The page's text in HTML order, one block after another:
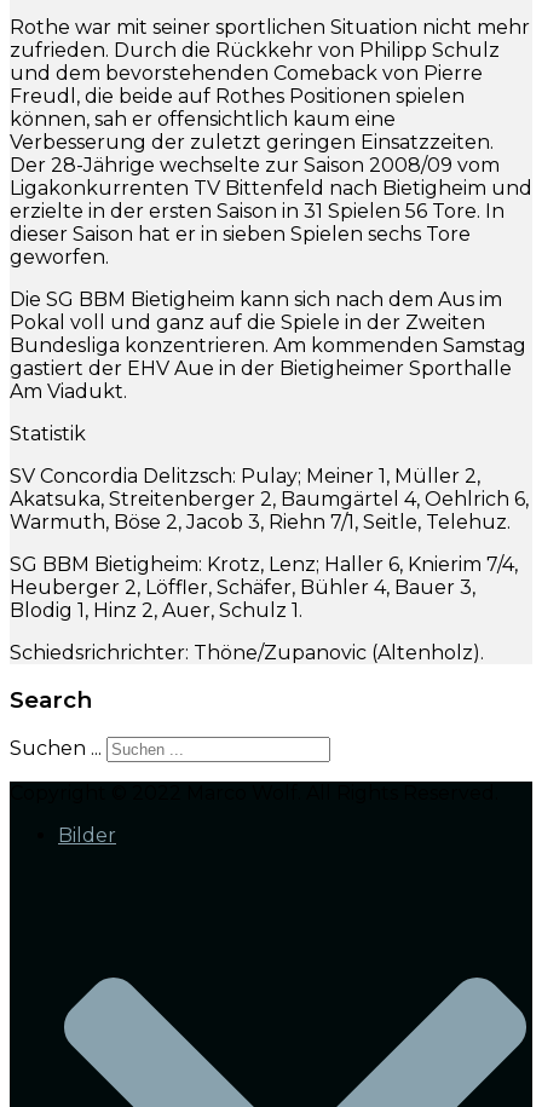
Rothe war mit seiner sportlichen Situation nicht mehr
zufrieden. Durch die Rückkehr von Philipp Schulz
und dem bevorstehenden Comeback von Pierre
Freudl, die beide auf Rothes Positionen spielen
können, sah er offensichtlich kaum eine
Verbesserung der zuletzt geringen Einsatzzeiten.
Der 28-Jährige wechselte zur Saison 2008/09 vom
Ligakonkurrenten TV Bittenfeld nach Bietigheim und
erzielte in der ersten Saison in 31 Spielen 56 Tore. In
dieser Saison hat er in sieben Spielen sechs Tore
geworfen.
Die SG BBM Bietigheim kann sich nach dem Aus im
Pokal voll und ganz auf die Spiele in der Zweiten
Bundesliga konzentrieren. Am kommenden Samstag
gastiert der EHV Aue in der Bietigheimer Sporthalle
Am Viadukt.
Statistik
SV Concordia Delitzsch: Pulay; Meiner 1, Müller 2,
Akatsuka, Streitenberger 2, Baumgärtel 4, Oehlrich 6,
Warmuth, Böse 2, Jacob 3, Riehn 7/1, Seitle, Telehuz.
SG BBM Bietigheim: Krotz, Lenz; Haller 6, Knierim 7/4,
Heuberger 2, Löffler, Schäfer, Bühler 4, Bauer 3,
Blodig 1, Hinz 2, Auer, Schulz 1.
Schiedsrichrichter: Thöne/Zupanovic (Altenholz).
Search
Suchen ...
Bilder